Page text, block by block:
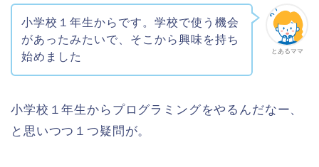
とあるママ
小学校１年生からです。学校で使う機会
があったみたいで、そこから興味を持ち
始めました
小学校１年生からプログラミングをやるんだなー、
と思いつつ１つ疑問が。